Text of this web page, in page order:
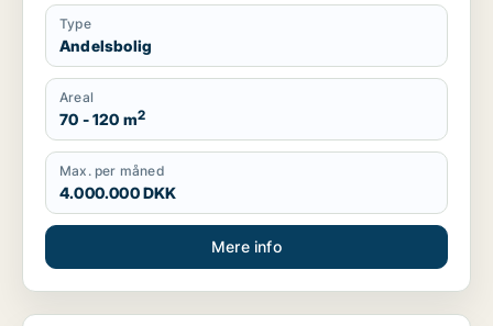
Type
Andelsbolig
Areal
70 - 120 m2
Max. per måned
4.000.000 DKK
Mere info